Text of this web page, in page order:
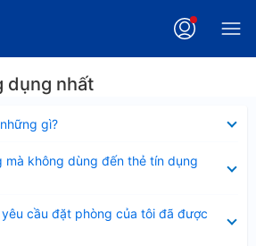
dụng nhất
gì?
mà không dùng đến thẻ tín dụng
cầu đặt phòng của tôi đã được